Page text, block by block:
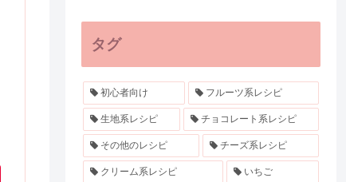
タグ
初心者向け フルーツ系レシピ
生地系レシピ チョコレート系レシピ
その他のレシピ チーズ系レシピ
クリーム系レシピ いちご